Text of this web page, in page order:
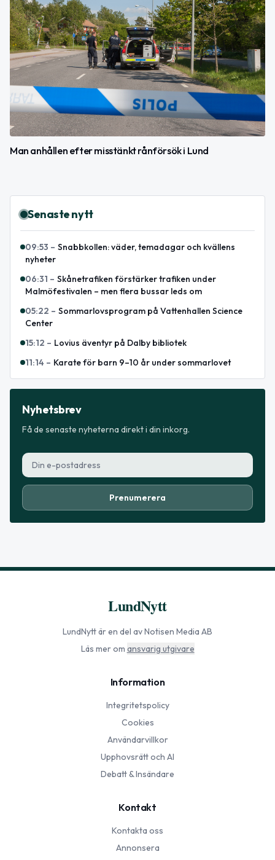
Man anhållen efter misstänkt rånförsök i Lund
Senaste nytt
09:53 – Snabbkollen: väder, temadagar och kvällens
nyheter
06:31 – Skånetrafiken förstärker trafiken under
Malmöfestivalen – men flera bussar leds om
05:22 – Sommarlovsprogram på Vattenhallen Science
Center
15:12 – Lovius äventyr på Dalby bibliotek
11:14 – Karate för barn 9–10 år under sommarlovet
Nyhetsbrev
Få de senaste nyheterna direkt i din inkorg.
Prenumerera
LundNytt
LundNyttär en del av Notisen Media AB
Läs mer om ansvarig utgivare
Information
Integritetspolicy
Cookies
Användarvillkor
Upphovsrätt och AI
Debatt & Insändare
Kontakt
Kontakta oss
Annonsera